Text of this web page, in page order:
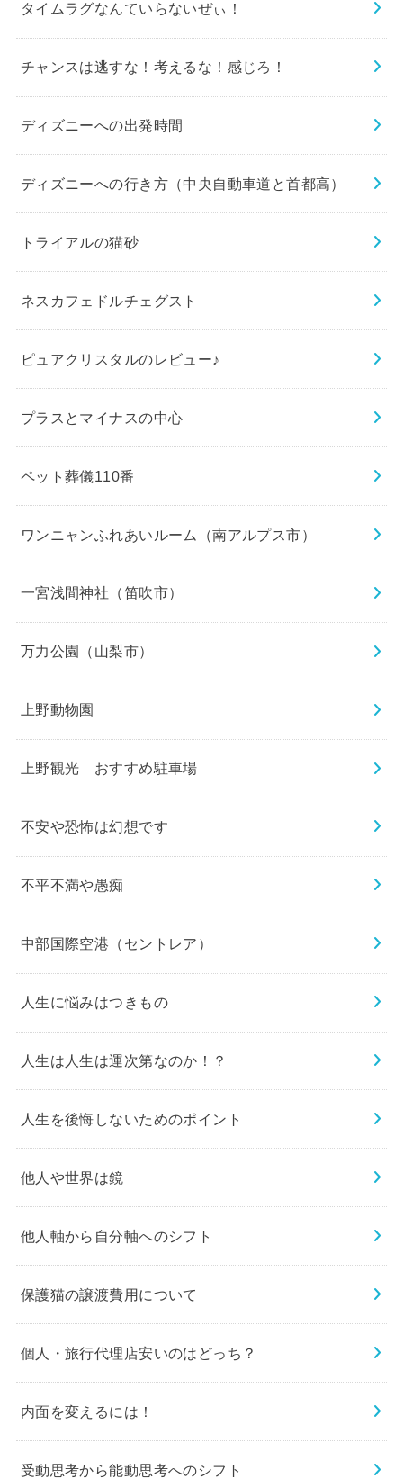
タイムラグなんていらないぜぃ！
チャンスは逃すな！考えるな！感じろ！
ディズニーへの出発時間
ディズニーへの行き方（中央自動車道と首都高）
トライアルの猫砂
ネスカフェドルチェグスト
ピュアクリスタルのレビュー♪
プラスとマイナスの中心
ペット葬儀110番
ワンニャンふれあいルーム（南アルプス市）
一宮浅間神社（笛吹市）
万力公園（山梨市）
上野動物園
上野観光 おすすめ駐車場
不安や恐怖は幻想です
不平不満や愚痴
中部国際空港（セントレア）
人生に悩みはつきもの
人生は人生は運次第なのか！？
人生を後悔しないためのポイント
他人や世界は鏡
他人軸から自分軸へのシフト
保護猫の譲渡費用について
個人・旅行代理店安いのはどっち？
内面を変えるには！
受動思考から能動思考へのシフト